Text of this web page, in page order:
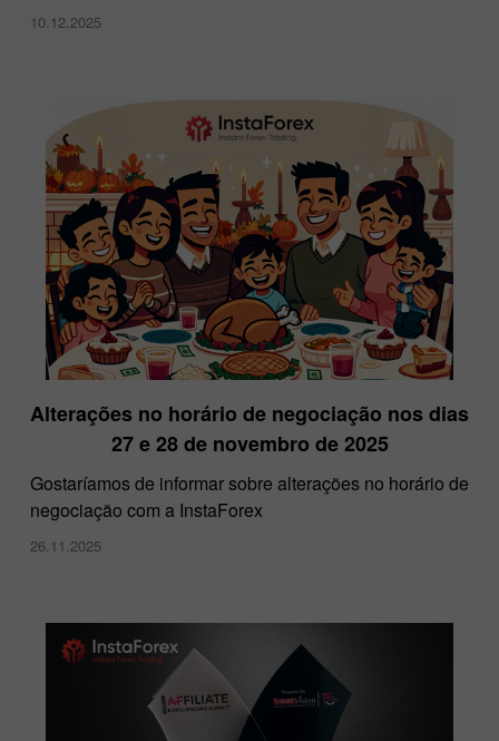
10.12.2025
Alterações no horário de negociação nos dias
27 e 28 de novembro de 2025
Gostaríamos de informar sobre alterações no horário de
negociação com a InstaForex
26.11.2025